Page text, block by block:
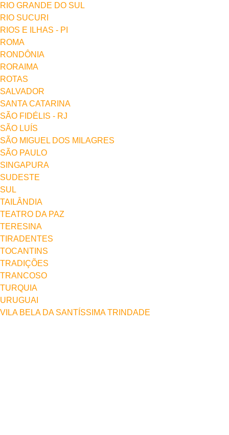
RIO GRANDE DO SUL
RIO SUCURI
RIOS E ILHAS - PI
ROMA
RONDÔNIA
RORAIMA
ROTAS
SALVADOR
SANTA CATARINA
SÃO FIDÉLIS - RJ
SÃO LUÍS
SÃO MIGUEL DOS MILAGRES
SÃO PAULO
SINGAPURA
SUDESTE
SUL
TAILÂNDIA
TEATRO DA PAZ
TERESINA
TIRADENTES
TOCANTINS
TRADIÇÕES
TRANCOSO
TURQUIA
URUGUAI
VILA BELA DA SANTÍSSIMA TRINDADE